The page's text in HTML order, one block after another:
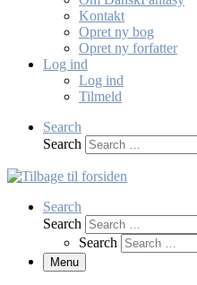
Kontakt
Opret ny bog
Opret ny forfatter
Log ind
Log ind
Tilmeld
Search
Search
Search
Search
Search
Menu